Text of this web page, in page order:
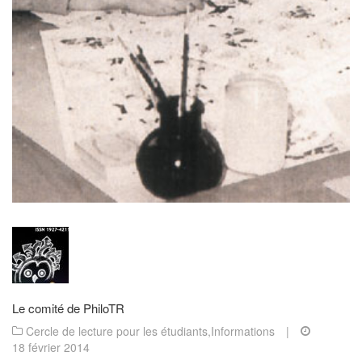
Le comité de PhiloTR
Cercle de lecture pour les étudiants,Informations
|
18 février 2014